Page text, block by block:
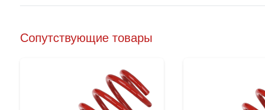
Сопутствующие товары